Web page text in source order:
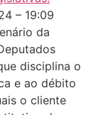
– 19:09
da
disciplina o
e ao débito
o cliente